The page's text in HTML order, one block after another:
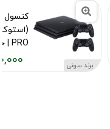
برند سونی
کنسول